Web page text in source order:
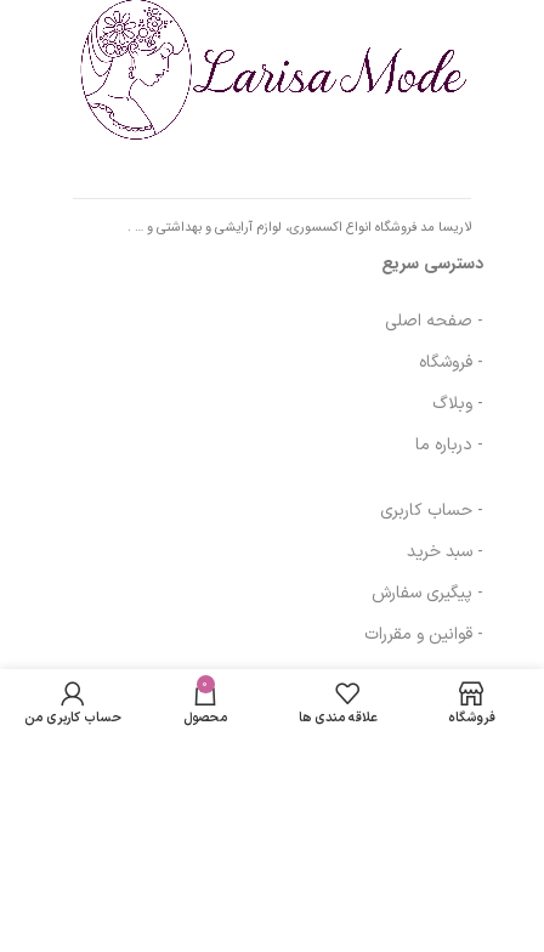
لاریسا مد فروشگاه انواع اکسسوری، لوازم آرایشی و بهداشتی و … .
دسترسی سریع
- صفحه اصلی
- فروشگاه
- وبلاگ
- درباره ما
- حساب کاربری
- سبد خرید
- پیگیری سفارش
- قوانین و مقررات
مسیرهای ارتباطی
عطر جیبی برندینی
Brandini Yellow
Diamond زنانه
تومان
باشد فروشگاه علاقه مندی ها
0
محصول حساب کاربری من